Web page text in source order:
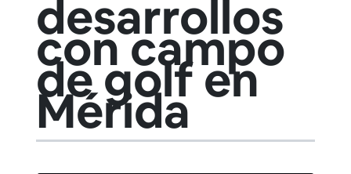
desarrollos
con campo
de golf en
Mérida